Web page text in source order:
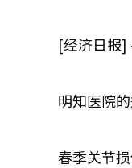
[经济日报]
明知医院
春季关节